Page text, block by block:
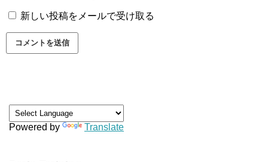
新しい投稿をメールで受け取る
Powered by Translate